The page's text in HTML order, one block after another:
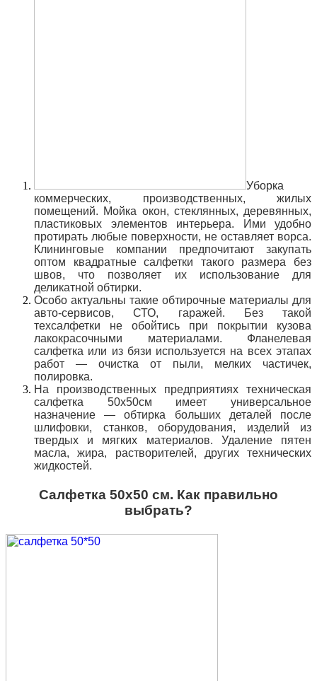
Уборка
коммерческих, производственных, жилых
помещений. Мойка окон, стеклянных, деревянных,
пластиковых элементов интерьера. Ими удобно
протирать любые поверхности, не оставляет ворса.
Клининговые компании предпочитают закупать
оптом квадратные салфетки такого размера без
швов, что позволяет их использование для
деликатной обтирки.
Особо актуальны такие обтирочные материалы для
авто-сервисов, СТО, гаражей. Без такой
техсалфетки не обойтись при покрытии кузова
лакокрасочными материалами. Фланелевая
салфетка или из бязи используется на всех этапах
работ — очистка от пыли, мелких частичек,
полировка.
На производственных предприятиях техническая
салфетка 50х50см имеет универсальное
назначение — обтирка больших деталей после
шлифовки, станков, оборудования, изделий из
твердых и мягких материалов. Удаление пятен
масла, жира, растворителей, других технических
жидкостей.
Салфетка 50х50 см. Как правильно
выбрать?